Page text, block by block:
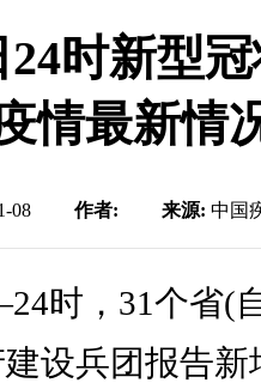
时新型
情最新情
08 作者: 来源: 中国
，31个省(
设兵团报告新